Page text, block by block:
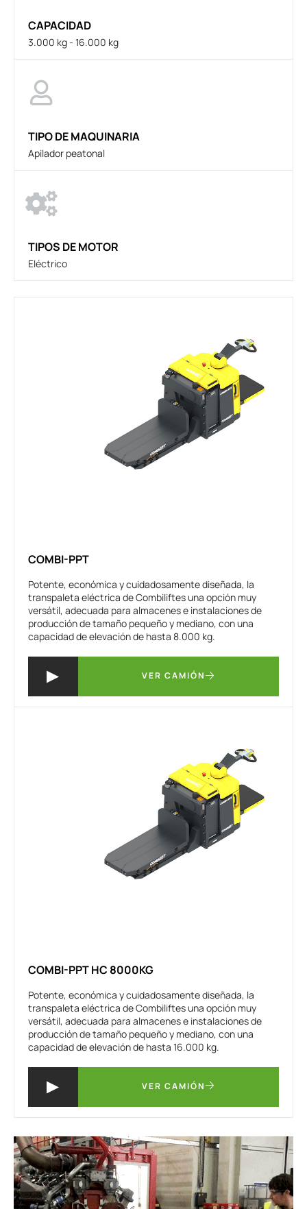
CAPACIDAD
3.000 kg - 16.000 kg
TIPO DE MAQUINARIA
Apilador peatonal
TIPOS DE MOTOR
Eléctrico
COMBI-PPT
Potente, económica y cuidadosamente diseñada, la
transpaleta eléctrica de Combiliftes una opción muy
versátil, adecuada para almacenes e instalaciones de
producción de tamaño pequeño y mediano, con una
capacidad de elevación de hasta 8.000 kg.
VER CAMIÓN
COMBI-PPT HC 8000KG
Potente, económica y cuidadosamente diseñada, la
transpaleta eléctrica de Combiliftes una opción muy
versátil, adecuada para almacenes e instalaciones de
producción de tamaño pequeño y mediano, con una
capacidad de elevación de hasta 16.000 kg.
VER CAMIÓN